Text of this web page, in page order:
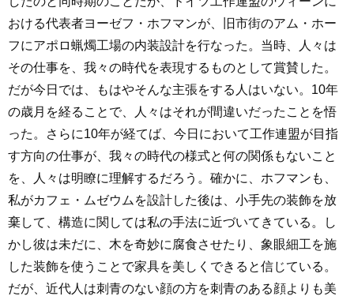
おける代表者ヨーゼフ・ホフマンが、旧市街のアム・ホー
フにアポロ蝋燭工場の内装設計を行なった。当時、人々は
その仕事を、我々の時代を表現するものとして賞賛した。
だが今日では、もはやそんな主張をする人はいない。10年
の歳月を経ることで、人々はそれが間違いだったことを悟
った。さらに10年が経てば、今日において工作連盟が目指
す方向の仕事が、我々の時代の様式と何の関係もないこと
を、人々は明瞭に理解するだろう。確かに、ホフマンも、
私がカフェ・ムゼウムを設計した後は、小手先の装飾を放
棄して、構造に関しては私の手法に近づいてきている。し
かし彼は未だに、木を奇妙に腐食させたり、象眼細工を施
した装飾を使うことで家具を美しくできると信じている。
だが、近代人は刺青のない顔の方を刺青のある顔よりも美